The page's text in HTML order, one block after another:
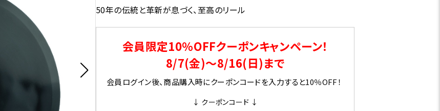
50年の伝統と革新が息づく、至高のリール
会員限定10％OFFクーポンキャンペーン！
8/7(金)～8/16(日)まで
会員ログイン後、商品購入時にクーポンコードを入力すると10％OFF！
↓ クーポンコード ↓